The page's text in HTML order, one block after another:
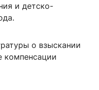
и детско-
о взыскании
компенсации